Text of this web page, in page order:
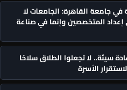
في جامعة القاهرة: الجامعات لا
المتخصصين وإنما في صناعة
سيئة.. لا تجعلوا الطلاق سلاحًا
الأسرة